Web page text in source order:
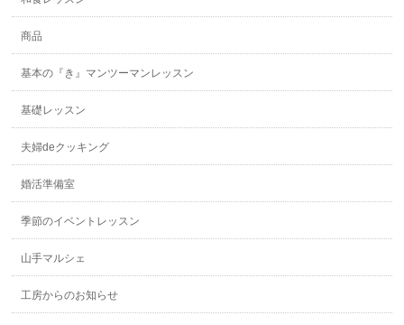
商品
基本の『き』マンツーマンレッスン
基礎レッスン
夫婦deクッキング
婚活準備室
季節のイベントレッスン
山手マルシェ
工房からのお知らせ